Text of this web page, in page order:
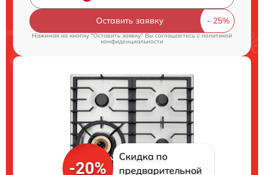
Оставить заявку
Нажимая на кнопку "Оставить заявку" Вы соглашаетесь cполитикой
конфиденциальности
-20%
Скидка по
предварительной